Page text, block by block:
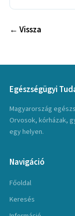
← Vissza
Egészségügyi
Magyarország
Orvosok, kórházak,
egy helyen.
Navigáció
Főoldal
Keresés